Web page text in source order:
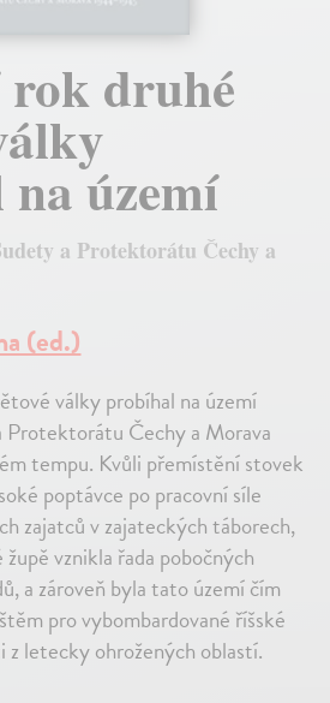
rok druhé
území
a Protektorátu Čechy a
(ed.)
války probíhal na území
Protektorátu Čechy a Morava
tempu. Kvůli přemístění stovek
poptávce po pracovní síle
zajatců v zajateckých táborech,
vznikla řada pobočných
a zároveň byla tato území čím
pro vybombardované říšské
z letecky ohrožených oblastí.